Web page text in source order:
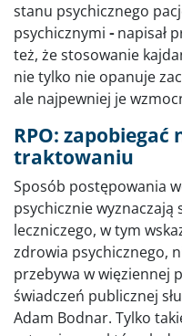
stanu psychicznego
psychicznymi -napisał
też, że stosowanie
nie tylko nie opanuje
ale najpewniej je
RPO:
traktowaniu
Sposób postępowania
psychicznie
leczniczego, w tym
zdrowia psychicznego,
przebywa w więziennej
świadczeń publicznej
Adam Bodnar. Tylko